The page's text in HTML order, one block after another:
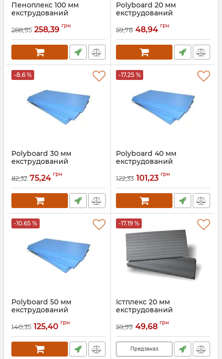
Пеноплекс 100 мм
екструдований
Артикул: 025
288,95 258,39 грн
Polyboard 20 мм
екструдований
Поліборд
59,78 48,94 грн
-8.6 %
Polyboard 30 мм
екструдований
82,32 75,24 грн
-17.25 %
Polyboard 40 мм
екструдований
122,33 101,23 грн
-10.65 %
Polyboard 50 мм
екструдований
140,35 125,40 грн
-17.19 %
Істплекс 20 мм
екструдований
59,99 49,68 грн
Предзаказ